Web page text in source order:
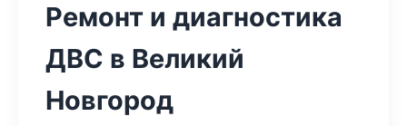
Ремонт и диагностика
ДВС в Великий
Новгород